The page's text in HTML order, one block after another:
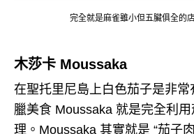
完全就是麻雀雖小但五臟俱全的
木莎卡 Moussaka
在聖托里尼島上白色茄子是非常
臘美食 Moussaka 就是完全利
理。Moussaka 其實就是 “茄子